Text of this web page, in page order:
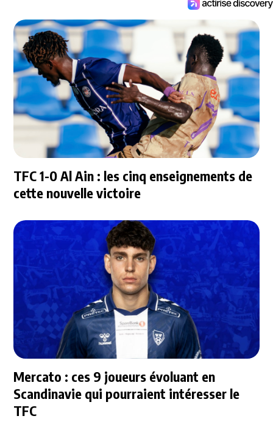
TFC 1-0 Al Ain : les cinq enseignements de
cette nouvelle victoire
Mercato : ces 9 joueurs évoluant en
Scandinavie qui pourraient intéresser le
TFC